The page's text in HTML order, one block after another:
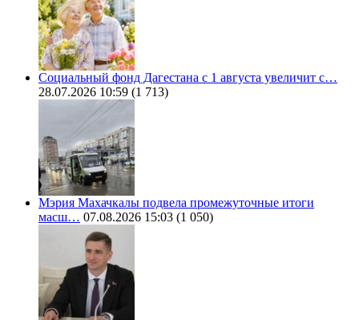
Социальный фонд Дагестана с 1 августа увеличит с…
28.07.2026 10:59 (1 713)
Мэрия Махачкалы подвела промежуточные итоги
масш… 07.08.2026 15:03 (1 050)